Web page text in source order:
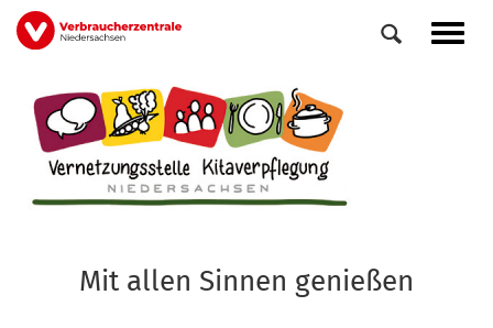
Direkt
zum
Mit allen Sinnen genießen